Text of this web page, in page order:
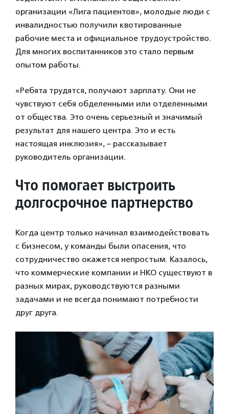
организации «Лига пациентов», молодые люди с
инвалидностью получили квотированные
рабочие места и официальное трудоустройство.
Для многих воспитанников это стало первым
опытом работы.
«Ребята трудятся, получают зарплату. Они не
чувствуют себя обделенными или отделенными
от общества. Это очень серьезный и значимый
результат для нашего центра. Это и есть
настоящая инклюзия», – рассказывает
руководитель организации.
Что помогает выстроить
долгосрочное партнерство
Когда центр только начинал взаимодействовать
с бизнесом, у команды были опасения, что
сотрудничество окажется непростым. Казалось,
что коммерческие компании и НКО существуют в
разных мирах, руководствуются разными
задачами и не всегда понимают потребности
друг друга.